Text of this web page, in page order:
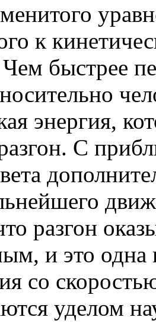
к
быстрее
энергия,
С
разгон
и это
со
уделом